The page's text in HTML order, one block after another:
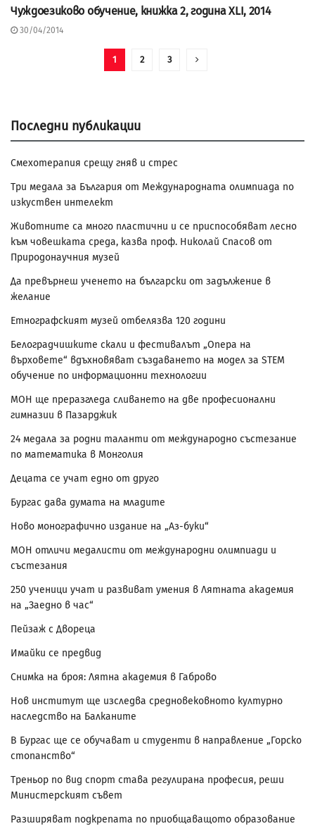
СЪДЪРЖАНИЕ НА СП.
Чуждоезиково обучение, книжка 2, година XLI, 2014
30/04/2014
1 2 3
Последни публикации
Смехотерапия срещу гняв и стрес
Три медала за България от Международната олимпиада по
изкуствен интелект
Животните са много пластични и се приспособяват лесно
към човешката среда, казва проф. Николай Спасов от
Природонаучния музей
Да превърнеш ученето на български от задължение в
желание
Етнографският музей отбелязва 120 години
Белоградчишките скали и фестивалът „Опера на
върховете“ вдъхновяват създаването на модел за STEM
обучение по информационни технологии
МОН ще преразгледа сливането на две професионални
гимназии в Пазарджик
24 медала за родни таланти от международно състезание
по математика в Монголия
Децата се учат едно от друго
Бургас дава думата на младите
Ново монографично издание на „Аз-буки“
МОН отличи медалисти от международни олимпиади и
състезания
250 ученици учат и развиват умения в Лятната академия
на „Заедно в час“
Пейзаж с Двореца
Имайки се предвид
Снимка на броя: Лятна академия в Габрово
Нов институт ще изследва средновековното културно
наследство на Балканите
В Бургас ще се обучават и студенти в направление „Горско
стопанство“
Треньор по вид спорт става регулирана професия, реши
Министерският съвет
Разширяват подкрепата по приобщаващото образование